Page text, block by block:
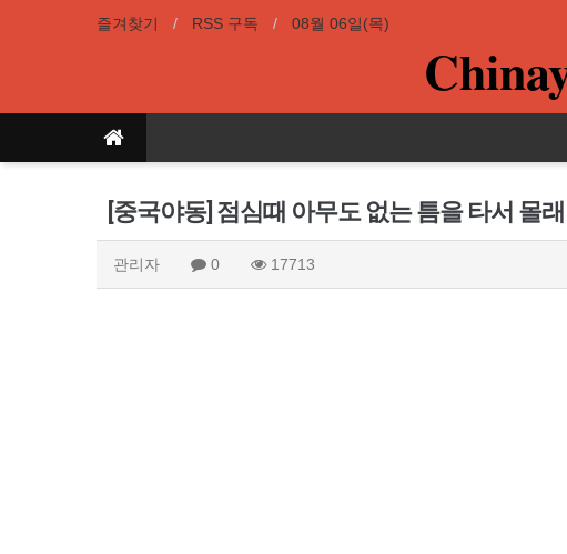
즐겨찾기 RSS 구독 08월 06일(목)
[중국야동] 점심때 아무도 없는 틈을 타서 몰
관리자 0 17713